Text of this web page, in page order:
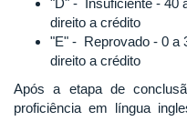
direito a crédito
"E" - Reprovado - 0 a
direito a crédito
Após a etapa de
proficiência em língua